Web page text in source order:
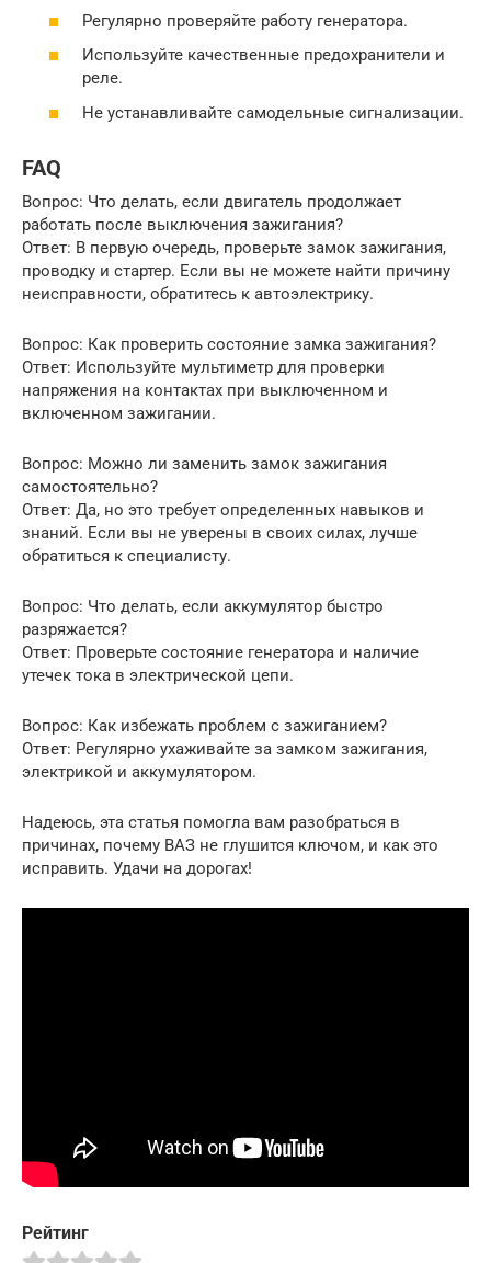
Регулярно проверяйте работу генератора.
Используйте качественные предохранители и
реле.
Не устанавливайте самодельные сигнализации.
FAQ
Вопрос: Что делать, если двигатель продолжает
работать после выключения зажигания?
Ответ: В первую очередь, проверьте замок зажигания,
проводку и стартер. Если вы не можете найти причину
неисправности, обратитесь к автоэлектрику.
Вопрос: Как проверить состояние замка зажигания?
Ответ: Используйте мультиметр для проверки
напряжения на контактах при выключенном и
включенном зажигании.
Вопрос: Можно ли заменить замок зажигания
самостоятельно?
Ответ: Да, но это требует определенных навыков и
знаний. Если вы не уверены в своих силах, лучше
обратиться к специалисту.
Вопрос: Что делать, если аккумулятор быстро
разряжается?
Ответ: Проверьте состояние генератора и наличие
утечек тока в электрической цепи.
Вопрос: Как избежать проблем с зажиганием?
Ответ: Регулярно ухаживайте за замком зажигания,
электрикой и аккумулятором.
Надеюсь, эта статья помогла вам разобраться в
причинах, почему ВАЗ не глушится ключом, и как это
исправить. Удачи на дорогах!
Рейтинг